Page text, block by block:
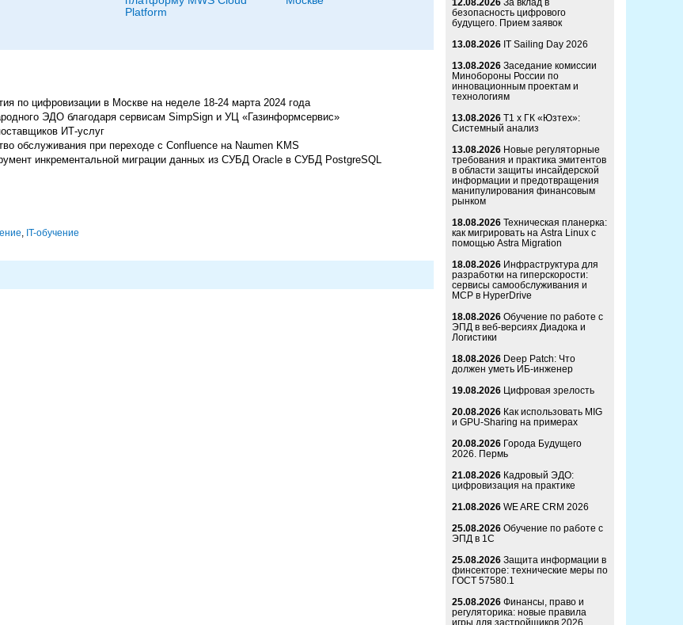
Platform
по цифровизации в Москве на неделе 18-24 марта 2024 года
ЭДО благодаря сервисам SimpSign и УЦ «Газинформсервис»
ИТ-услуг
обслуживания при переходе c Confluence на Naumen KMS
инкрементальной миграции данных из СУБД Oracle в СУБД PostgreSQL
, IT-обучение
12.08.2026 За вклад в
безопасность цифрового
будущего. Прием заявок
13.08.2026 IT Sailing Day 2026
13.08.2026 Заседание комиссии
Минобороны России по
инновационным проектам и
технологиям
13.08.2026 Т1 x ГК «Юзтех»:
Системный анализ
13.08.2026 Новые регуляторные
требования и практика эмитентов
в области защиты инсайдерской
информации и предотвращения
манипулирования финансовым
рынком
18.08.2026 Техническая планерка:
как мигрировать на Astra Linux с
помощью Astra Migration
18.08.2026 Инфраструктура для
разработки на гиперскорости:
сервисы самообслуживания и
MCP в HyperDrive
18.08.2026 Обучение по работе с
ЭПД в веб-версиях Диадока и
Логистики
18.08.2026 Deep Patch: Что
должен уметь ИБ-инженер
19.08.2026 Цифровая зрелость
20.08.2026 Как использовать MIG
и GPU-Sharing на примерах
20.08.2026 Города Будущего
2026. Пермь
21.08.2026 Кадровый ЭДО:
цифровизация на практике
21.08.2026 WE ARE CRM 2026
25.08.2026 Обучение по работе с
ЭПД в 1С
25.08.2026 Защита информации в
финсекторе: технические меры по
ГОСТ 57580.1
25.08.2026 Финансы, право и
регуляторика: новые правила